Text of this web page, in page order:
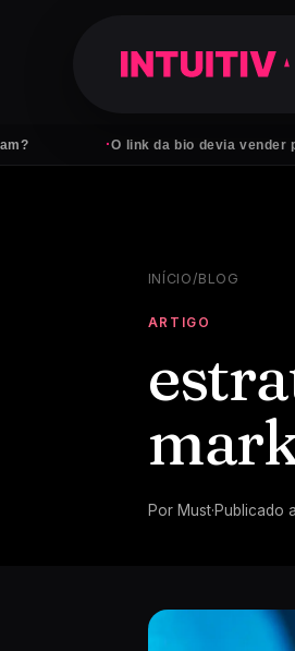
· O link da bio devia vender por ti
INÍCIO/BLOG
ARTIGO
Por Must·Publicado a